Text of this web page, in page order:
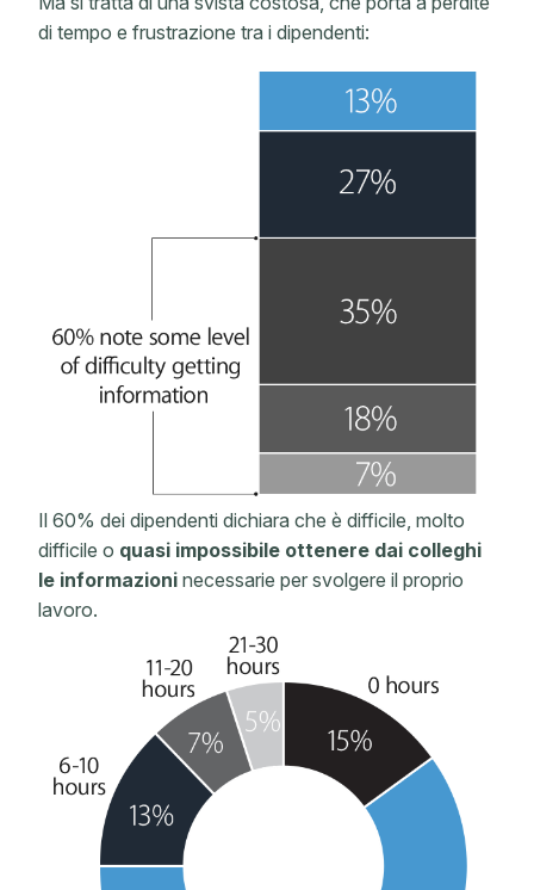
di tempo e frustrazione tra i dipendenti:
Il 60% dei dipendenti dichiara che è difficile, molto
difficile o quasi impossibile ottenere dai colleghi
le informazioni necessarie per svolgere il proprio
lavoro.